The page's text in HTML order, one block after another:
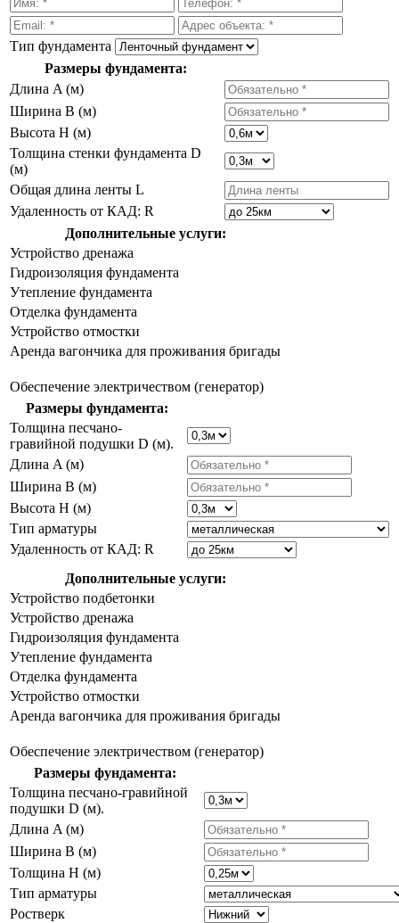
Тип фундамента
Размеры фундамента:
Длина A (м)
Ширина B (м)
Высота H (м)
Толщина стенки фундамента D
(м)
Общая длина ленты L
Удаленность от КАД: R
Дополнительные услуги:
Устройство дренажа
Гидроизоляция фундамента
Утепление фундамента
Отделка фундамента
Устройство отмостки
Аренда вагончика для проживания бригады
Обеспечение электричеством (генератор)
Размеры фундамента:
Толщина песчано-
гравийной подушки D (м).
Длина A (м)
Ширина B (м)
Высота H (м)
Тип арматуры
Удаленность от КАД: R
Дополнительные услуги:
Устройство подбетонки
Устройство дренажа
Гидроизоляция фундамента
Утепление фундамента
Отделка фундамента
Устройство отмостки
Аренда вагончика для проживания бригады
Обеспечение электричеством (генератор)
Размеры фундамента:
Толщина песчано-гравийной
подушки D (м).
Длина A (м)
Ширина B (м)
Толщина H (м)
Тип арматуры
Ростверк